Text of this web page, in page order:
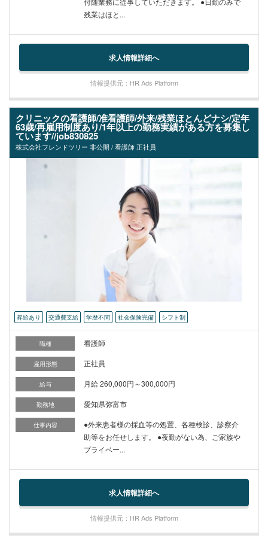
残業はほと...
求人情報詳細へ
情報提供元：HR Ads Platform
クリニックの看護師/准看護師/外来/残業ほとんどナシ/定年
63歳/再雇用制度あり/1年以上の勤務実績がある方を募集し
ています//job830825
株式会社フレンドツリー 非公開 / 看護師 正社員
昇給あり 交通費支給 学歴不問 社会保険完備 シフト制
職種 看護師
雇用形態 正社員
給与 月給 260,000円～300,000円
勤務地 愛知県弥富市
仕事内容
●外来患者様の採血等の処置、各種検診、診察介
助等をお任せします。 ●夜勤がない為、ご家族や
プライベー...
求人情報詳細へ
情報提供元：HR Ads Platform